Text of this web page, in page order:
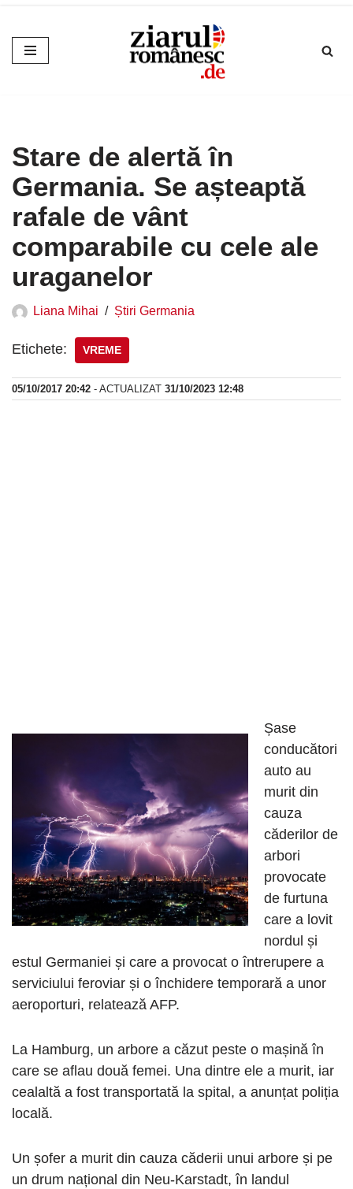
Sari
la
Stare de alertă în
Germania. Se așteaptă
rafale de vânt
comparabile cu cele ale
uraganelor
Liana Mihai Știri Germania
Etichete: VREME
05/10/2017 20:42 - ACTUALIZAT 31/10/2023 12:48
Șase
conducători
auto au
murit din
cauza
căderilor de
arbori
provocate
de furtuna
care a lovit
nordul și
estul Germaniei și care a provocat o întrerupere a
serviciului feroviar și o închidere temporară a unor
aeroporturi, relatează AFP.
La Hamburg, un arbore a căzut peste o mașină în
care se aflau două femei. Una dintre ele a murit, iar
cealaltă a fost transportată la spital, a anunțat poliția
locală.
Un șofer a murit din cauza căderii unui arbore și pe
un drum național din Neu-Karstadt, în landul